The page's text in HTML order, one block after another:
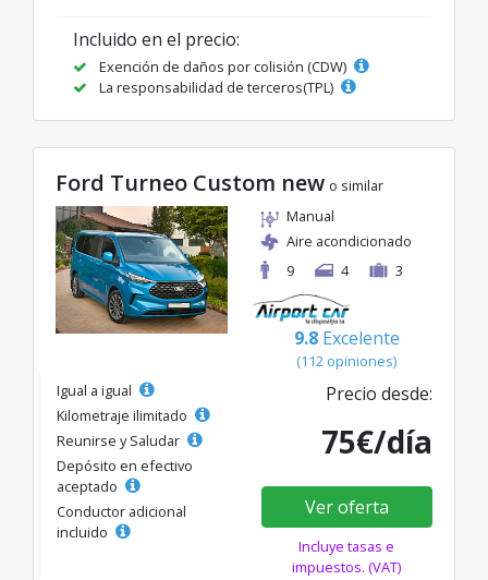
Incluido en el precio:
Exención de daños por colisión (CDW)
La responsabilidad de terceros(TPL)
Ford Turneo Custom new o similar
Manual
Aire acondicionado
9
4 3
9.8 Excelente
(112 opiniones)
Igual a igual
Kilometraje ilimitado
Reunirse y Saludar
Depósito en efectivo
aceptado
Conductor adicional
incluido
Precio desde:
75€/día
Ver oferta
Incluye tasas e
impuestos. (VAT)